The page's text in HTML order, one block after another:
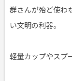
群さんが殆ど使わ
い文明の利器。
軽量カップやスプ